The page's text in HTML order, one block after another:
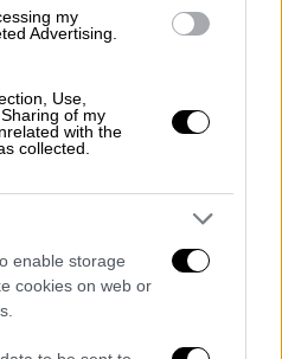
my
Advertising.
Use,
of my
with the
collected.
enable storage
cookies on web or
(@kayla_itsines)
παραδέχτηκε
μια τραγική διάγνωση
ήμουν 15-16, οι
μπορεί να μην
και ότι δεν